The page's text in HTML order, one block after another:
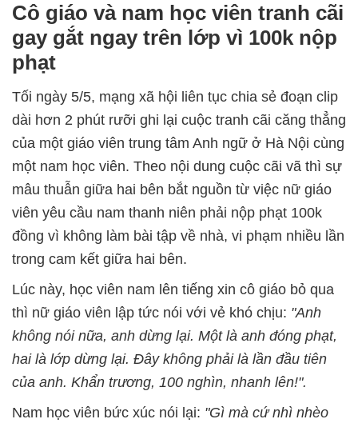
Cô giáo và nam học viên tranh cãi
gay gắt ngay trên lớp vì 100k nộp
phạt
Tối ngày 5/5, mạng xã hội liên tục chia sẻ đoạn clip
dài hơn 2 phút rưỡi ghi lại cuộc tranh cãi căng thẳng
của một giáo viên trung tâm Anh ngữ ở Hà Nội cùng
một nam học viên. Theo nội dung cuộc cãi vã thì sự
mâu thuẫn giữa hai bên bắt nguồn từ việc nữ giáo
viên yêu cầu nam thanh niên phải nộp phạt 100k
đồng vì không làm bài tập về nhà, vi phạm nhiều lần
trong cam kết giữa hai bên.
Lúc này, học viên nam lên tiếng xin cô giáo bỏ qua
thì nữ giáo viên lập tức nói với vẻ khó chịu: "Anh
không nói nữa, anh dừng lại. Một là anh đóng phạt,
hai là lớp dừng lại. Đây không phải là lần đầu tiên
của anh. Khẩn trương, 100 nghìn, nhanh lên!".
Nam học viên bức xúc nói lại: "Gì mà cứ nhì nhèo